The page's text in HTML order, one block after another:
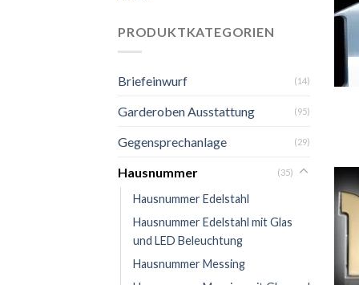
PRODUKTKATEGORIEN
Briefeinwurf (14)
Garderoben Ausstattung (95)
Gegensprechanlage (29)
Hausnummer (35)
Hausnummer Edelstahl
Hausnummer Edelstahl mit Glas
und LED Beleuchtung
Hausnummer Messing